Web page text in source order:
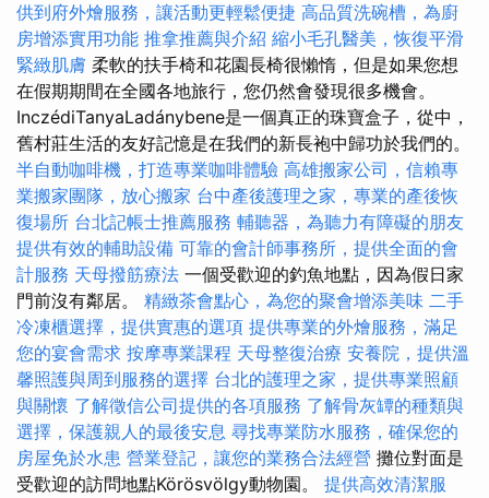
供到府外燴服務，讓活動更輕鬆便捷 高品質洗碗槽，為廚
房增添實用功能 推拿推薦與介紹 縮小毛孔醫美，恢復平滑
緊緻肌膚 柔軟的扶手椅和花園長椅很懶惰，但是如果您想
在假期期間在全國各地旅行，您仍然會發現很多機會。
InczédiTanyaLadánybene是一個真正的珠寶盒子，從中，
舊村莊生活的友好記憶是在我們的新長袍中歸功於我們的。
半自動咖啡機，打造專業咖啡體驗 高雄搬家公司，信賴專
業搬家團隊，放心搬家 台中產後護理之家，專業的產後恢
復場所 台北記帳士推薦服務 輔聽器，為聽力有障礙的朋友
提供有效的輔助設備 可靠的會計師事務所，提供全面的會
計服務 天母撥筋療法 一個受歡迎的釣魚地點，因為假日家
門前沒有鄰居。 精緻茶會點心，為您的聚會增添美味 二手
冷凍櫃選擇，提供實惠的選項 提供專業的外燴服務，滿足
您的宴會需求 按摩專業課程 天母整復治療 安養院，提供溫
馨照護與周到服務的選擇 台北的護理之家，提供專業照顧
與關懷 了解徵信公司提供的各項服務 了解骨灰罈的種類與
選擇，保護親人的最後安息 尋找專業防水服務，確保您的
房屋免於水患 營業登記，讓您的業務合法經營 攤位對面是
受歡迎的訪問地點Körösvölgy動物園。 提供高效清潔服